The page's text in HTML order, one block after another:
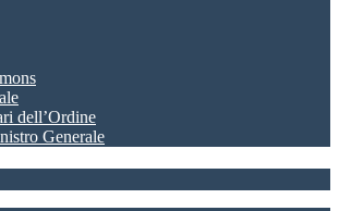
dell’Ordine
Generale